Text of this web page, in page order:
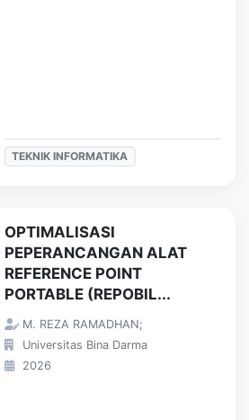
TEKNIK INFORMATIKA
OPTIMALISASI
PEPERANCANGAN ALAT
REFERENCE POINT
PORTABLE (REPOBIL...
M. REZA RAMADHAN;
Universitas Bina Darma
2026